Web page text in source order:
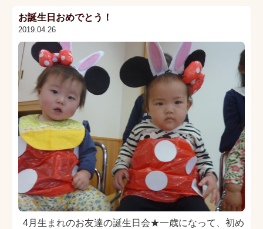
お誕生日おめでとう！
2019.04.26
4月生まれのお友達の誕生日会★一歳になって、初め